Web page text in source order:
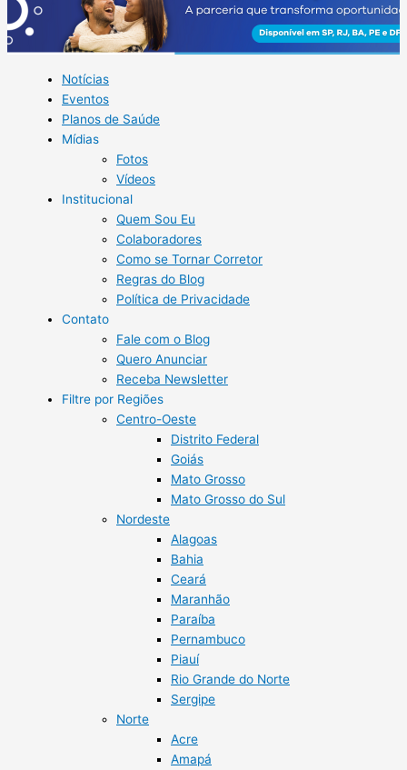
Notícias
Eventos
Planos de Saúde
Mídias
Fotos
Vídeos
Institucional
Quem Sou Eu
Colaboradores
Como se Tornar Corretor
Regras do Blog
Política de Privacidade
Contato
Fale com o Blog
Quero Anunciar
Receba Newsletter
Filtre por Regiões
Centro-Oeste
Distrito Federal
Goiás
Mato Grosso
Mato Grosso do Sul
Nordeste
Alagoas
Bahia
Ceará
Maranhão
Paraíba
Pernambuco
Piauí
Rio Grande do Norte
Sergipe
Norte
Acre
Amapá